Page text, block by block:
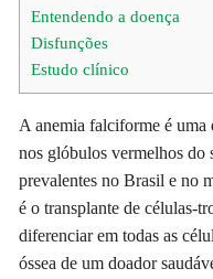
Entendendo a doença
Disfunções
Estudo clínico
A anemia falciforme é uma
nos glóbulos vermelhos do
prevalentes no Brasil e no
é o transplante de células-
diferenciar em todas as
óssea de um doador